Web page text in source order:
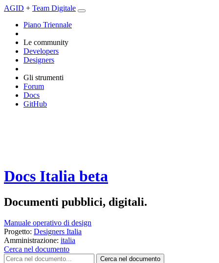
AGID + Team Digitale
Piano Triennale
Le community
Developers
Designers
Gli strumenti
Forum
Docs
GitHub
Docs Italia beta
Documenti pubblici, digitali.
Manuale operativo di design
Progetto: Designers Italia
Amministrazione: italia
Cerca nel documento
Cerca nel documento